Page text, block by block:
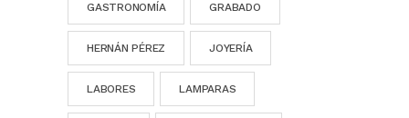
GASTRONOMÍA GRABADO
HERNÁN PÉREZ JOYERÍA
LABORES LAMPARAS